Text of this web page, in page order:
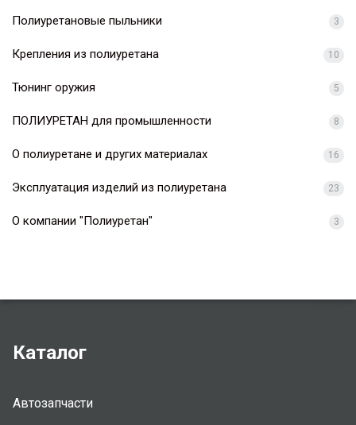
Полиуретановые пыльники 3
Крепления из полиуретана 10
Тюнинг оружия 5
ПОЛИУРЕТАН для промышленности 8
О полиуретане и других материалах 16
Эксплуатация изделий из полиуретана 23
О компании "Полиуретан" 3
Каталог
Автозапчасти